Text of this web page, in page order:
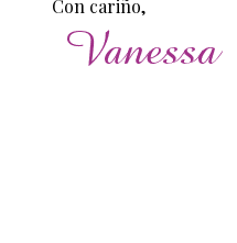
Con cariño,